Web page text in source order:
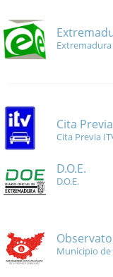
Extremadura
Cita
Cita Previa
D.O.E.
D.O.E.
Municipio